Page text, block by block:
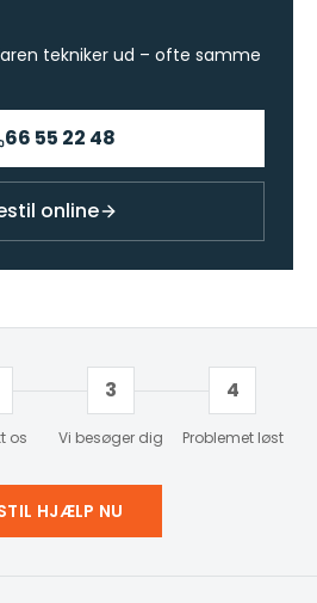
tekniker ud – ofte samme
66 55 22 48
online
os
3
Vi besøger dig
4
Problemet løst
HJÆLP NU